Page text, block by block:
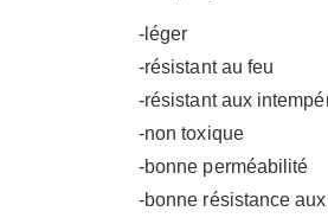
-léger
-résistant au feu
-résistant aux
-non toxique
-bonne perméabilité
-bonne résistance